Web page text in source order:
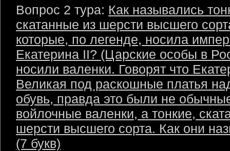
Вопрос 2 тура: Как назывались
скатанные из шерсти высшего
которые, по легенде, носила
Екатерина II? (Царские особы в
носили валенки. Говорят что
Великая под раскошные платья
обувь, правда это были не
войлочные валенки, а тонкие,
шерсти высшего сорта. Как они
(7 букв)